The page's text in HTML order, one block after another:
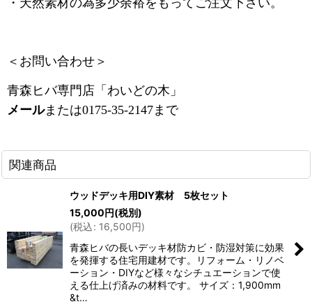
＜お問い合わせ＞
青森ヒバ専門店「わいどの木」
メールまたは0175-35-2147まで
関連商品
ウッドデッキ用DIY素材 5枚セット
15,000円(税別)
(税込: 16,500円)
青森ヒバの長いデッキ材防カビ・防湿対策に効果
を発揮する住宅用建材です。リフォーム・リノベ
ーション・DIYなど様々なシチュエーションで使
える仕上げ済みの材料です。 サイズ：1,900mm
&t…